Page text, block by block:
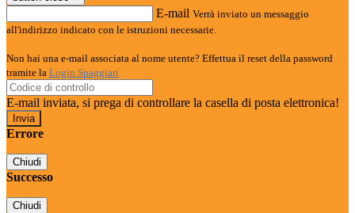
E-mail Verrà inviato un messaggio
all'indirizzo indicato con le istruzioni necessarie.
Non hai una e-mail associata al nome utente? Effettua il reset della password
tramite la Login Spaggiari
E-mail inviata, si prega di controllare la casella di posta elettronica!
Errore
Chiudi
Successo
Chiudi